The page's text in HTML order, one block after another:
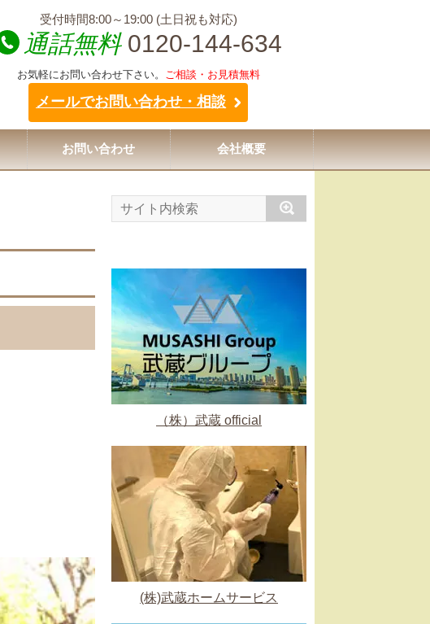
受付時間8:00～19:00 (土日祝も対応)
通話無料 0120-144-634
お気軽にお問い合わせ下さい。 ご相談・お見積無料
メールでお問い合わせ・相談
お問い合わせ 会社概要
（株）武蔵 official
(株)武蔵ホームサービス